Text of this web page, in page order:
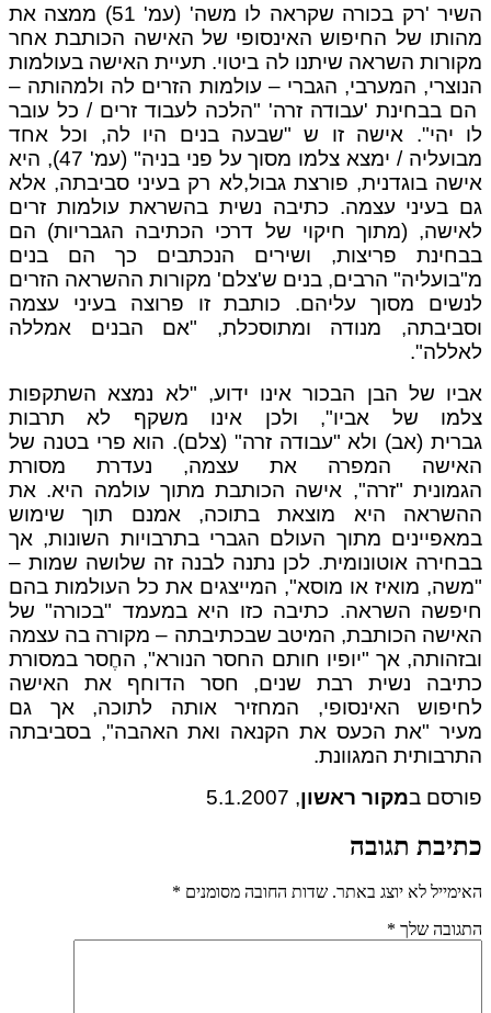
השיר 'רק בכורה שקראה לו משה' (עמ' 51) ממצה את
מהותו של החיפוש האינסופי של האישה הכותבת אחר
מקורות השראה שיתנו לה ביטוי. תעיית האישה בעולמות
הנוצרי, המערבי, הגברי – עולמות הזרים לה ולמהותה –
הם בבחינת 'עבודה זרה' "הלכה לעבוד זרים / כל עובר
לו יהי". אישה זו ש "שבעה בנים היו לה, וכל אחד
מבועליה / ימצא צלמו מסוך על פני בניה" (עמ' 47), היא
אישה בוגדנית, פורצת גבול,לא רק בעיני סביבתה, אלא
גם בעיני עצמה. כתיבה נשית בהשראת עולמות זרים
לאישה, (מתוך חיקוי של דרכי הכתיבה הגבריות) הם
בבחינת פריצות, ושירים הנכתבים כך הם בנים
מ"בועליה" הרבים, בנים ש'צלם' מקורות ההשראה הזרים
לנשים מסוך עליהם. כותבת זו פרוצה בעיני עצמה
וסביבתה, מנודה ומתוסכלת, "אם הבנים אמללה
לאללה".
אביו של הבן הבכור אינו ידוע, "לא נמצא השתקפות
צלמו של אביו", ולכן אינו משקף לא תרבות
גברית (אב) ולא "עבודה זרה" (צלם). הוא פרי בטנה של
האישה המפרה את עצמה, נעדרת מסורת
הגמונית "זרה", אישה הכותבת מתוך עולמה היא. את
ההשראה היא מוצאת בתוכה, אמנם תוך שימוש
במאפיינים מתוך העולם הגברי בתרבויות השונות, אך
בבחירה אוטונומית. לכן נתנה לבנה זה שלושה שמות –
"משה, מואיז או מוסא", המייצגים את כל העולמות בהם
חיפשה השראה. כתיבה כזו היא במעמד "בכורה" של
האישה הכותבת, המיטב שבכתיבתה – מקורה בה עצמה
ובזהותה, אך "יופיו חותם החסר הנורא", החֶסר במסורת
כתיבה נשית רבת שנים, חסר הדוחף את האישה
לחיפוש האינסופי, המחזיר אותה לתוכה, אך גם
מעיר "את הכעס את הקנאה ואת האהבה", בסביבתה
התרבותית המגוונת.
פורסם במקור ראשון, 5.1.2007
כתיבת תגובה
האימייל לא יוצג באתר. שדות החובה מסומנים *
התגובה שלך *